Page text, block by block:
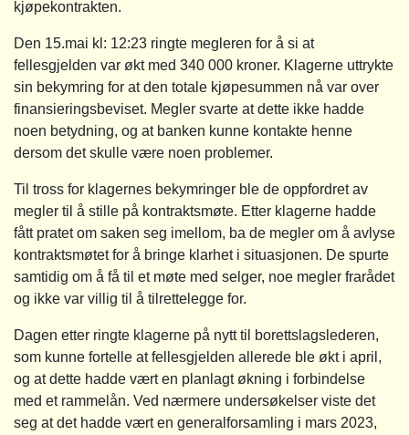
kjøpekontrakten.
Den 15.mai kl: 12:23 ringte megleren for å si at
fellesgjelden var økt med 340 000 kroner. Klagerne uttrykte
sin bekymring for at den totale kjøpesummen nå var over
finansieringsbeviset. Megler svarte at dette ikke hadde
noen betydning, og at banken kunne kontakte henne
dersom det skulle være noen problemer.
Til tross for klagernes bekymringer ble de oppfordret av
megler til å stille på kontraktsmøte. Etter klagerne hadde
fått pratet om saken seg imellom, ba de megler om å avlyse
kontraktsmøtet for å bringe klarhet i situasjonen. De spurte
samtidig om å få til et møte med selger, noe megler frarådet
og ikke var villig til å tilrettelegge for.
Dagen etter ringte klagerne på nytt til borettslagslederen,
som kunne fortelle at fellesgjelden allerede ble økt i april,
og at dette hadde vært en planlagt økning i forbindelse
med et rammelån. Ved nærmere undersøkelser viste det
seg at det hadde vært en generalforsamling i mars 2023,